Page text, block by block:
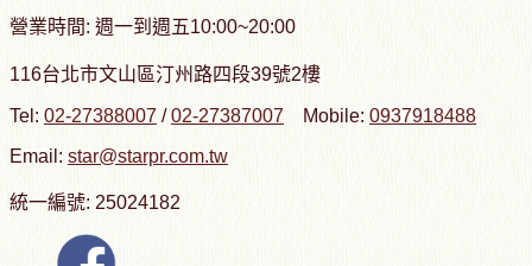
營業時間: 週一到週五10:00~20:00
116台北市文山區汀州路四段39號2樓
Tel: 02-27388007 /02-27387007 Mobile: 0937918488
Email: star@starpr.com.tw
統一編號: 25024182